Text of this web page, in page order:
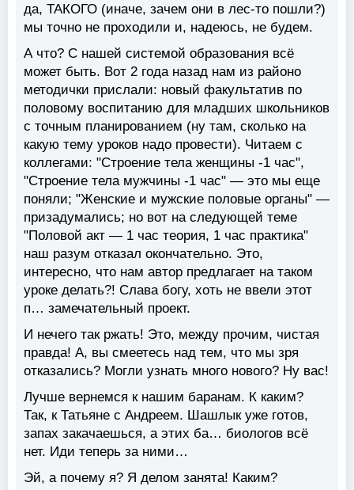
да, ТАКОГО (иначе, зачем они в лес-то пошли?)
мы точно не проходили и, надеюсь, не будем.
А что? С нашей системой образования всё
может быть. Вот 2 года назад нам из районо
методички прислали: новый факультатив по
половому воспитанию для младших школьников
с точным планированием (ну там, сколько на
какую тему уроков надо провести). Читаем с
коллегами: "Строение тела женщины -1 час",
"Строение тела мужчины -1 час" — это мы еще
поняли; "Женские и мужские половые органы" —
призадумались; но вот на следующей теме
"Половой акт — 1 час теория, 1 час практика"
наш разум отказал окончательно. Это,
интересно, что нам автор предлагает на таком
уроке делать?! Слава богу, хоть не ввели этот
п… замечательный проект.
И нечего так ржать! Это, между прочим, чистая
правда! А, вы смеетесь над тем, что мы зря
отказались? Могли узнать много нового? Ну вас!
Лучше вернемся к нашим баранам. К каким?
Так, к Татьяне с Андреем. Шашлык уже готов,
запах закачаешься, а этих ба… биологов всё
нет. Иди теперь за ними…
Эй, а почему я? Я делом занята! Каким?